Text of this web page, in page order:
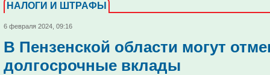
НАЛОГИ И ШТРАФЫ
6 февраля 2024, 09:16
В Пензенской области могут
долгосрочные вклады